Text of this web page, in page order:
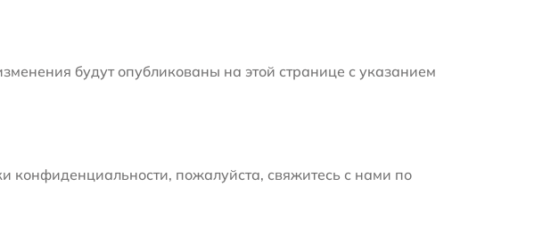
будут опубликованы на этой странице с указанием
конфиденциальности, пожалуйста, свяжитесь с нами по